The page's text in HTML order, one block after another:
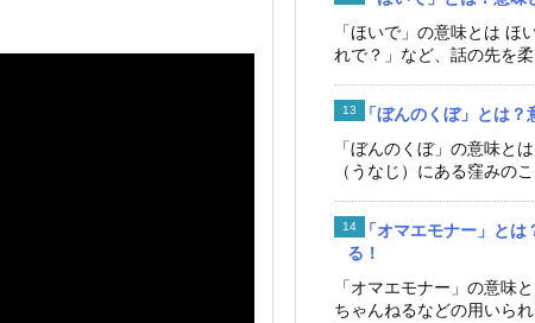
「ほいで」の意味とは ほ
れで？」など、話の先を柔
「ぼんのくぼ」とは
「ぼんのくぼ」の意味と
（うなじ）にある窪みのこ
「オマエモナー」と
る！
「オマエモナー」の意味
ちゃんねるなどの用いられ